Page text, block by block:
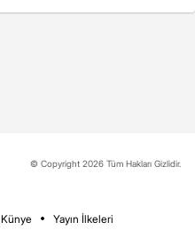
© Copyright 2026 Tüm Hakları Gizlidir.
Künye Yayın İlkeleri